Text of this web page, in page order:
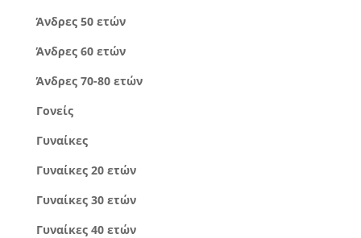
Άνδρες 50 ετών
Άνδρες 60 ετών
Άνδρες 70-80 ετών
Γονείς
Γυναίκες
Γυναίκες 20 ετών
Γυναίκες 30 ετών
Γυναίκες 40 ετών